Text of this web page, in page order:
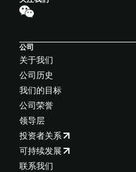
公司
关于我们
公司历史
我们的目标
公司荣誉
领导层
投资者关系
可持续发展
联系我们